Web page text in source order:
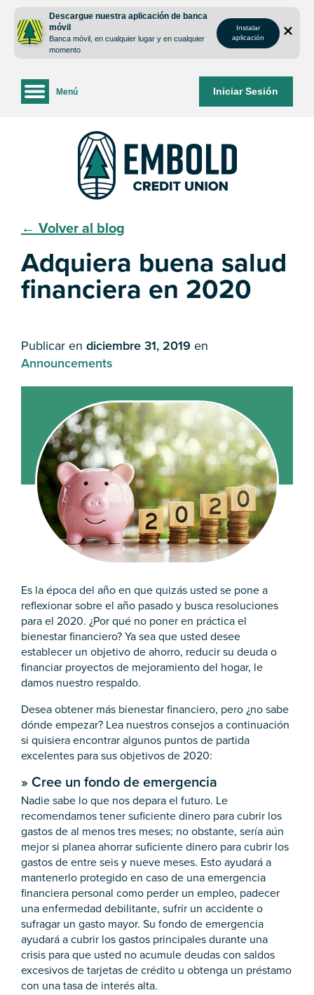
contenido
inicio
Descargue nuestra aplicación de banca
móvil
Banca móvil, en cualquier lugar y en cualquier
momento
Instalar
aplicación
Iniciar Sesión
Menú
← Volver al blog
Adquiera buena salud
financiera en 2020
Publicar en diciembre 31, 2019 en
Announcements
Es la época del año en que quizás usted se pone a
reflexionar sobre el año pasado y busca resoluciones
para el 2020. ¿Por qué no poner en práctica el
bienestar financiero? Ya sea que usted desee
establecer un objetivo de ahorro, reducir su deuda o
financiar proyectos de mejoramiento del hogar, le
damos nuestro respaldo.
Desea obtener más bienestar financiero, pero ¿no sabe
dónde empezar? Lea nuestros consejos a continuación
si quisiera encontrar algunos puntos de partida
excelentes para sus objetivos de 2020:
» Cree un fondo de emergencia
Nadie sabe lo que nos depara el futuro. Le
recomendamos tener suficiente dinero para cubrir los
gastos de al menos tres meses; no obstante, sería aún
mejor si planea ahorrar suficiente dinero para cubrir los
gastos de entre seis y nueve meses. Esto ayudará a
mantenerlo protegido en caso de una emergencia
financiera personal como perder un empleo, padecer
una enfermedad debilitante, sufrir un accidente o
sufragar un gasto mayor. Su fondo de emergencia
ayudará a cubrir los gastos principales durante una
crisis para que usted no acumule deudas con saldos
excesivos de tarjetas de crédito u obtenga un préstamo
con una tasa de interés alta.